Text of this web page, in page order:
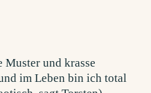
Muster und krasse
im Leben bin ich total